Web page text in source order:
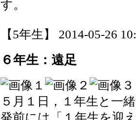
す。
【5年生】 2014-05-26
６年生：遠足
５月１日，１年生と一